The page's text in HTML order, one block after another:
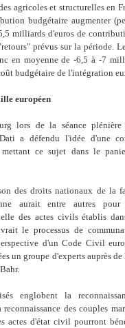
agricoles et structurelles en
budgétaire augmenter
milliards d'euros de
prévus sur la période.
en moyenne de -6,5 à -7
budgétaire de l'intégration
européen
lors de la séance
a défendu l'idée d'une
ce sujet dans le
des droits nationaux de la
aurait entre autres
des actes civils établis
le processus de
d'un Code Civil
un groupe d'experts auprès
englobent la
des couples
actes d'état civil pourront